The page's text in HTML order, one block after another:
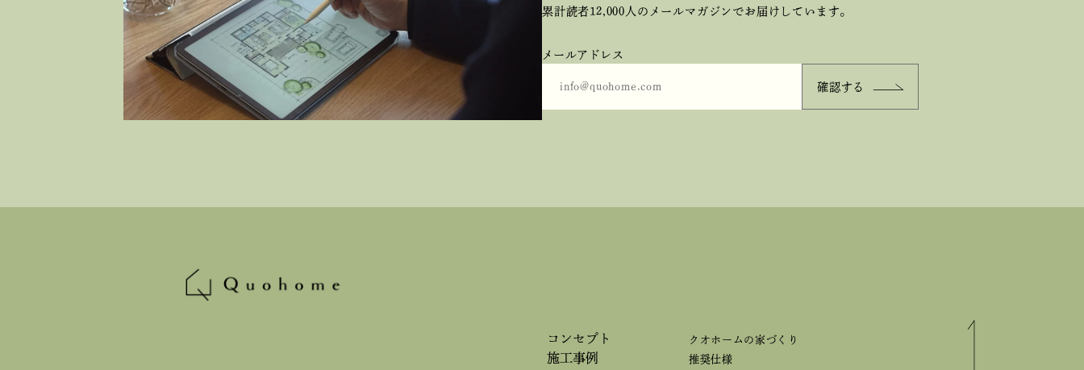
累計読者12,000人のメールマガジンでお届けしています。
メールアドレス
コンセプト
施工事例
クオホームの家づくり
推奨仕様